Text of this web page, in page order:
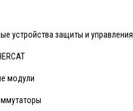
устройства защиты и управления
модули